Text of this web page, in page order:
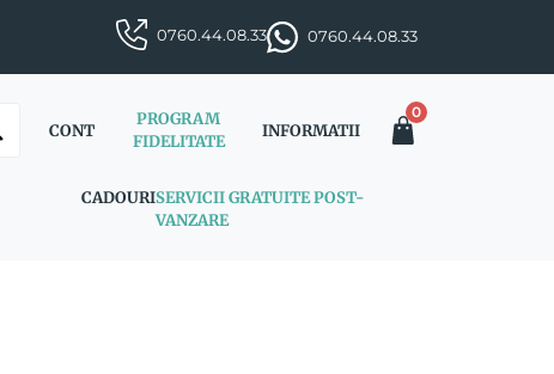
0760.44.08.33 0760.44.08.33
CONT
PROGRAM
FIDELITATE
INFORMATII
0
CADOURISERVICII GRATUITE POST-
VANZARE